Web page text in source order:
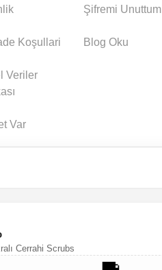
Koşullari
Veriler
Var
Şifremi Unuttum
Blog Oku
Cerrahi Scrubs